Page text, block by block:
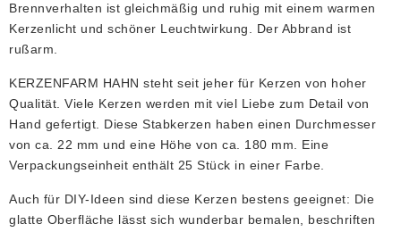
Brennverhalten ist gleichmäßig und ruhig mit einem warmen
Kerzenlicht und schöner Leuchtwirkung. Der Abbrand ist
rußarm.
KERZENFARM HAHN steht seit jeher für Kerzen von hoher
Qualität. Viele Kerzen werden mit viel Liebe zum Detail von
Hand gefertigt. Diese Stabkerzen haben einen Durchmesser
von ca. 22 mm und eine Höhe von ca. 180 mm. Eine
Verpackungseinheit enthält 25 Stück in einer Farbe.
Auch für DIY-Ideen sind diese Kerzen bestens geeignet: Die
glatte Oberfläche lässt sich wunderbar bemalen, beschriften